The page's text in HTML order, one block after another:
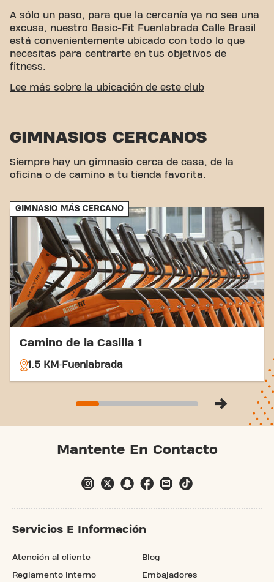
A sólo un paso, para que la cercanía ya no sea una
excusa, nuestro Basic-Fit Fuenlabrada Calle Brasil
está convenientemente ubicado con todo lo que
necesitas para centrarte en tus objetivos de
fitness.
ACCESIBILIDAD FÁCIL
y relajarse. Con su fácil acceso, el gimnasio es una
visitantes.
Lee más sobre la ubicación de este club
GIMNASIOS CERCANOS
Siempre hay un gimnasio cerca de casa, de la
oficina o de camino a tu tienda favorita.
GIMNASIO MÁS CERCANO
Camino de la Casilla 1
1.5 KM Fuenlabrada
Mantente En Contacto
Servicios E Información
Atención al cliente
Reglamento interno
Blog
Embajadores